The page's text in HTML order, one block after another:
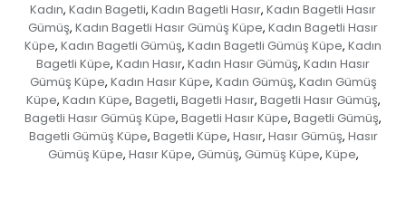
Kadın, Kadın Bagetli, Kadın Bagetli Hasır, Kadın Bagetli Hasır
Gümüş, Kadın Bagetli Hasır Gümüş Küpe, Kadın Bagetli Hasır
Küpe, Kadın Bagetli Gümüş, Kadın Bagetli Gümüş Küpe, Kadın
Bagetli Küpe, Kadın Hasır, Kadın Hasır Gümüş, Kadın Hasır
Gümüş Küpe, Kadın Hasır Küpe, Kadın Gümüş, Kadın Gümüş
Küpe, Kadın Küpe, Bagetli, Bagetli Hasır, Bagetli Hasır Gümüş,
Bagetli Hasır Gümüş Küpe, Bagetli Hasır Küpe, Bagetli Gümüş,
Bagetli Gümüş Küpe, Bagetli Küpe, Hasır, Hasır Gümüş, Hasır
Gümüş Küpe, Hasır Küpe, Gümüş, Gümüş Küpe, Küpe,